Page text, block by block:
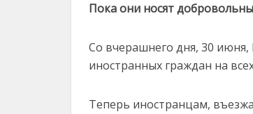
Пока они носят
Со вчерашнего дня, 30
иностранных граждан на
Теперь иностранцам,